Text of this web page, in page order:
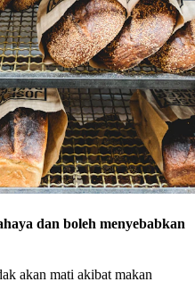
dan boleh menyebabkan
akan mati akibat makan